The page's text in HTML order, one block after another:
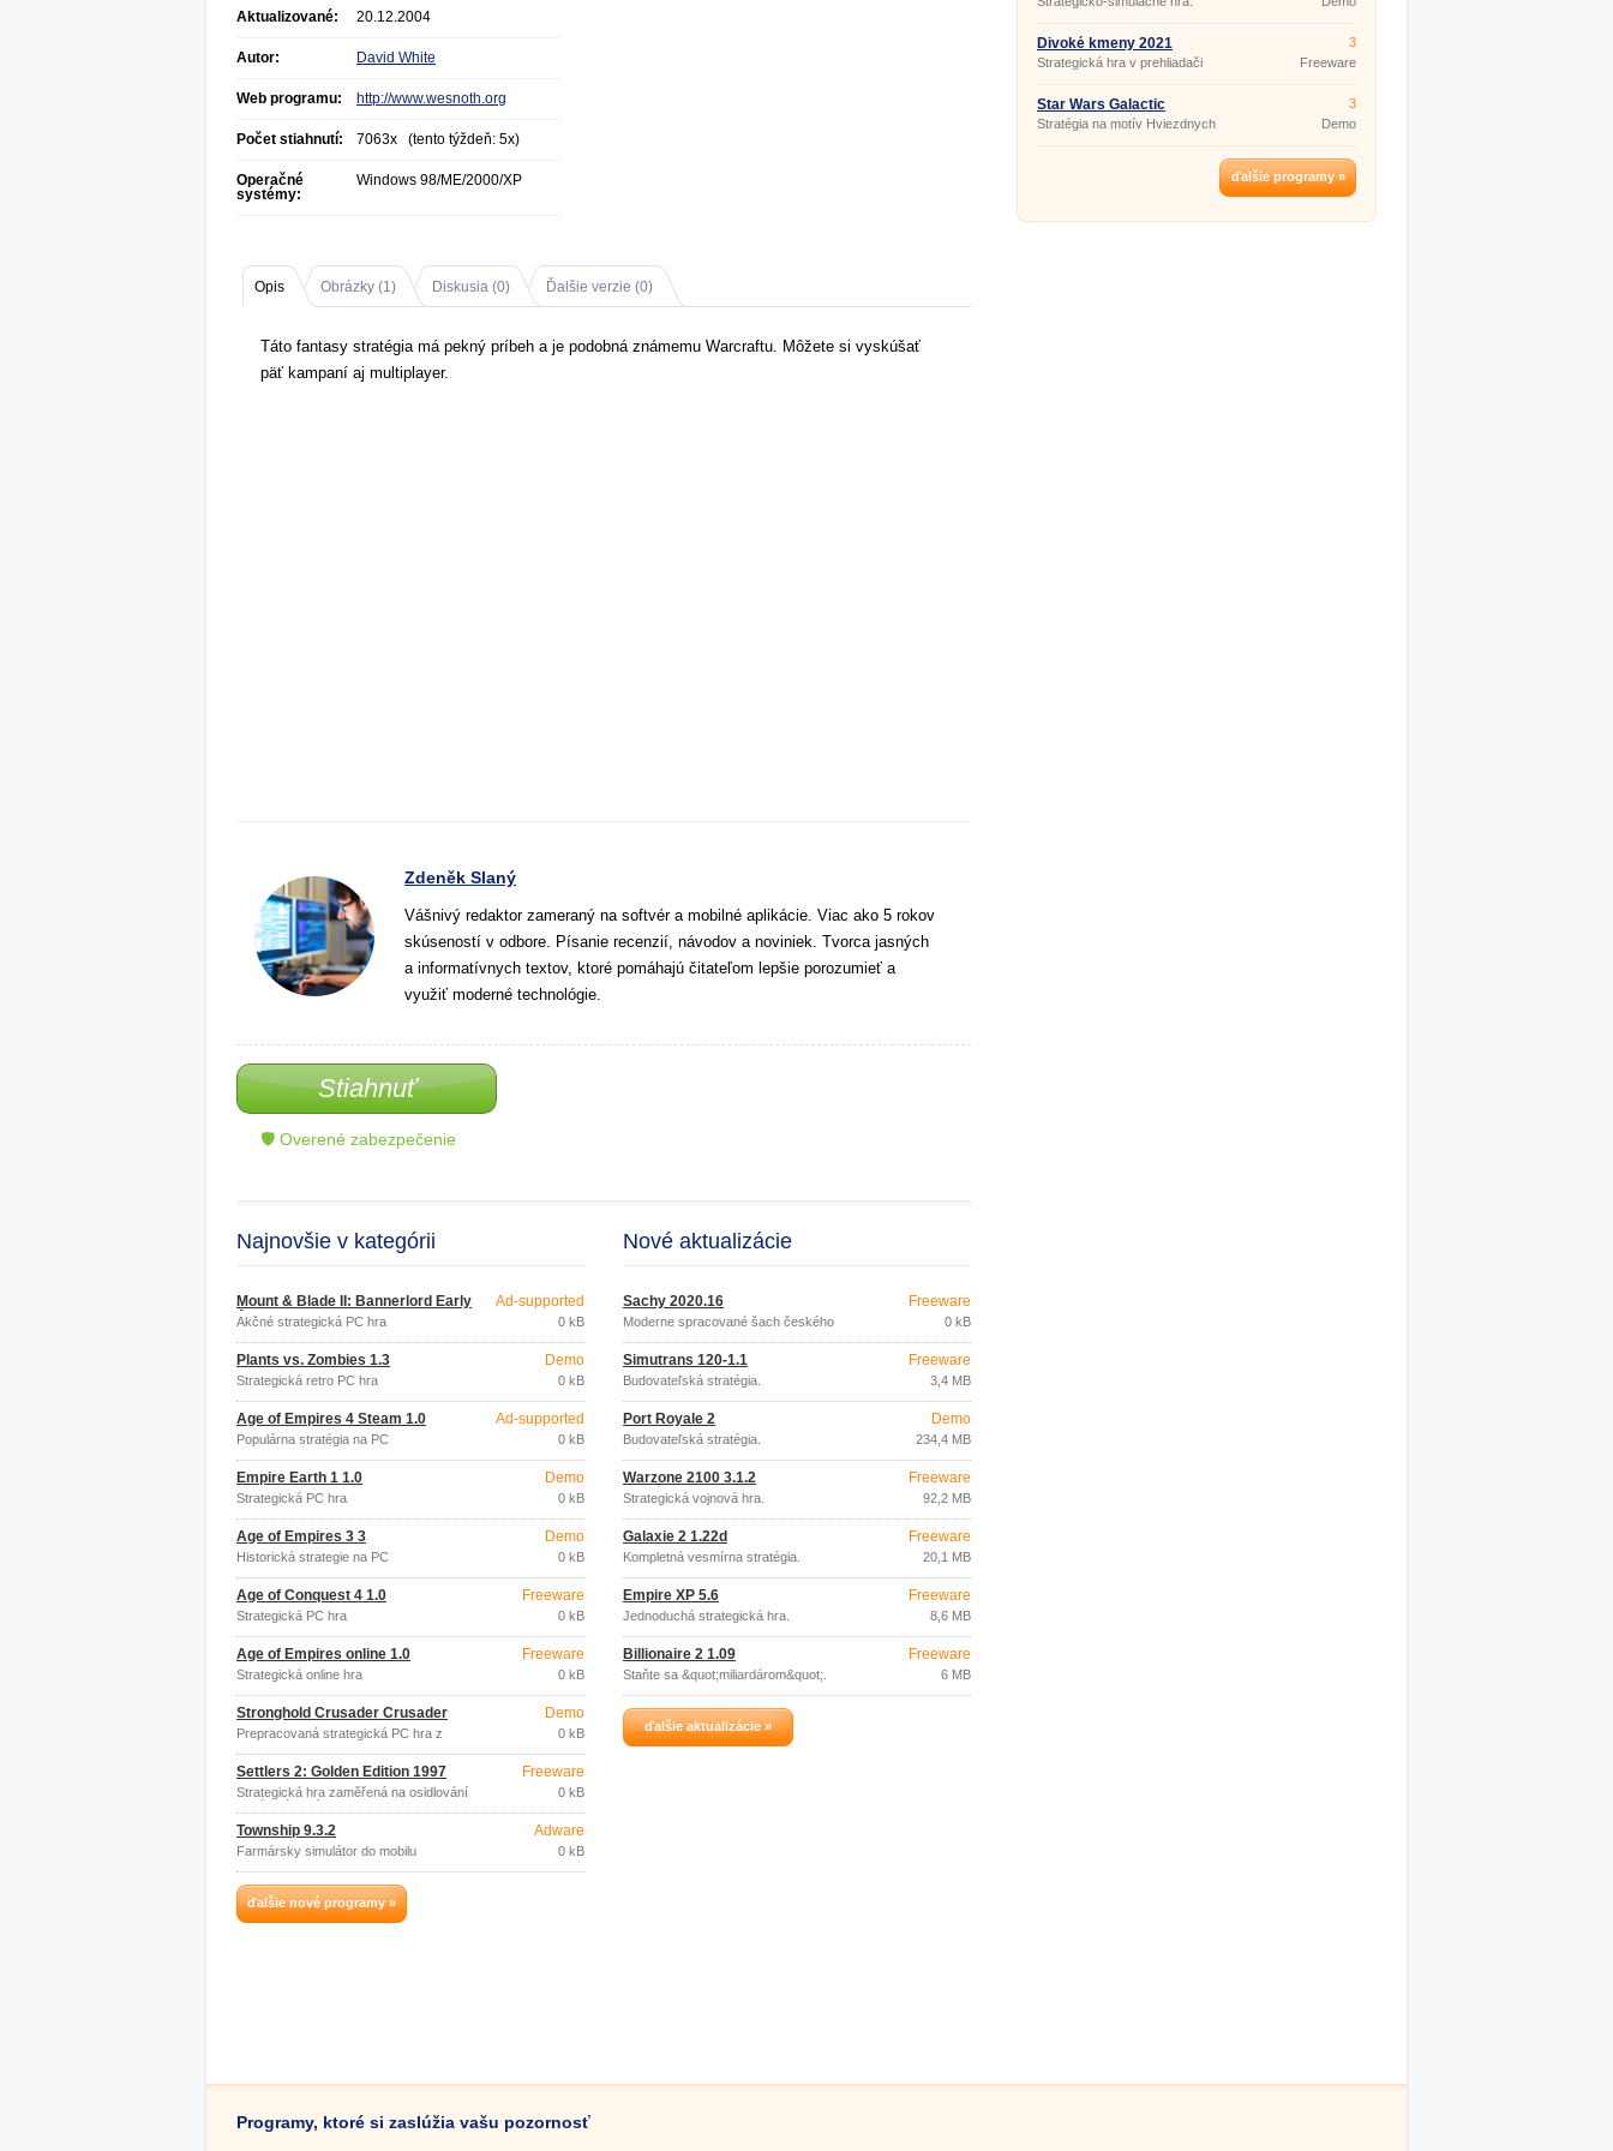
Aktualizované: 20.12.2004
Autor: David White
Web programu: http://www.wesnoth.org
Počet stiahnutí: 7063x (tento týždeň: 5x)
Operačné
systémy:
Windows 98/ME/2000/XP
Opis Obrázky (1) Diskusia (0) Ďalšie verzie (0)
Táto fantasy stratégia má pekný príbeh a je podobná známemu Warcraftu. Môžete si vyskúšať
päť kampaní aj multiplayer.
Zdeněk Slaný
Vášnivý redaktor zameraný na softvér a mobilné aplikácie. Viac ako 5 rokov
skúseností v odbore. Písanie recenzií, návodov a noviniek. Tvorca jasných
a informatívnych textov, ktoré pomáhajú čitateľom lepšie porozumieť a
využiť moderné technológie.
Stiahnuť
🛡 Overené zabezpečenie
Najnovšie v kategórii
Mount & Blade II: Bannerlord Early
Access
Akčné strategická PC hra
Ad-supported
0 kB
Plants vs. Zombies 1.3
Strategická retro PC hra
Demo
0 kB
Age of Empires 4 Steam 1.0
Populárna stratégia na PC
Ad-supported
0 kB
Empire Earth 1 1.0
Strategická PC hra
Demo
0 kB
Age of Empires 3 3
Historická strategie na PC
Demo
0 kB
Age of Conquest 4 1.0
Strategická PC hra
Freeware
0 kB
Age of Empires online 1.0
Strategická online hra
Freeware
0 kB
Stronghold Crusader Crusader
Prepracovaná strategická PC hra z
Demo
0 kB
Settlers 2: Golden Edition 1997
Strategická hra zaměřená na osidlování
nových území
Freeware
0 kB
Township 9.3.2
Farmársky simulátor do mobilu
Adware
0 kB
ďalšie nové programy »
Nové aktualizácie
Šachy 2020.16
Moderne spracované šach českého
Freeware
0 kB
Simutrans 120-1.1
Budovateľská stratégia.
Freeware
3,4 MB
Port Royale 2
Budovateľská stratégia.
Demo
234,4 MB
Warzone 2100 3.1.2
Strategická vojnová hra.
Freeware
92,2 MB
Galaxie 2 1.22d
Kompletná vesmírna stratégia.
Freeware
20,1 MB
Empire XP 5.6
Jednoduchá strategická hra.
Freeware
8,6 MB
Billionaire 2 1.09
Staňte sa &quot;miliardárom&quot;.
Freeware
6 MB
ďalšie aktualizácie »
Divoké kmeny 2021
Strategická hra v prehliadači
3
Freeware
Star Wars Galactic
Battlegrounds
Stratégia na motív Hviezdnych
3
Demo
ďalšie programy »
Programy, ktoré si zaslúžia vašu pozornosť